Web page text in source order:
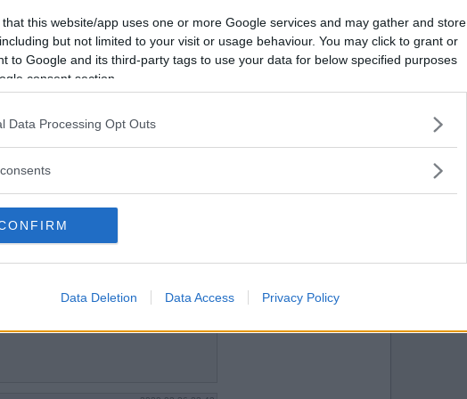
that this website/app uses one or more Google services and may gather and store
but not limited to your visit or usage behaviour. You may click to grant or
to Google and its third-party tags to use your data for below specified purposes
consent section.
Data Processing Opt Outs
Data Deletion Data Access Privacy Policy
och sallad.
Vill du bli
medlem?